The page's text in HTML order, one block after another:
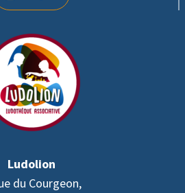
Ludolion
du Courgeon,